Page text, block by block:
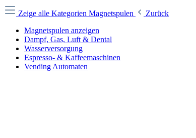
Zeige alle Kategorien Magnetspulen
Zurück
Magnetspulen anzeigen
Dampf, Gas, Luft & Dental
Wasserversorgung
Espresso- & Kaffeemaschinen
Vending Automaten